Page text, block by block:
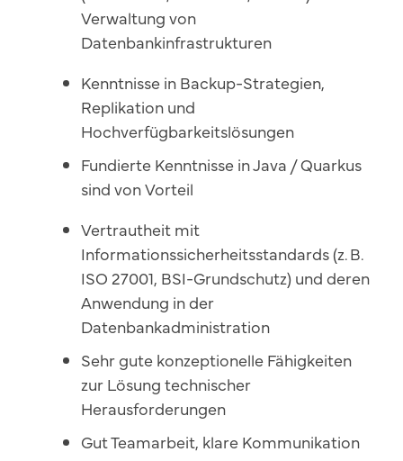
Verwaltung von
Datenbankinfrastrukturen
Kenntnisse in Backup-Strategien,
Replikation und
Hochverfügbarkeitslösungen
Fundierte Kenntnisse in Java / Quarkus
sind von Vorteil
Vertrautheit mit
Informationssicherheitsstandards (z. B.
ISO 27001, BSI-Grundschutz) und deren
Anwendung in der
Datenbankadministration
Sehr gute konzeptionelle Fähigkeiten
zur Lösung technischer
Herausforderungen
Gut Teamarbeit, klare Kommunikation